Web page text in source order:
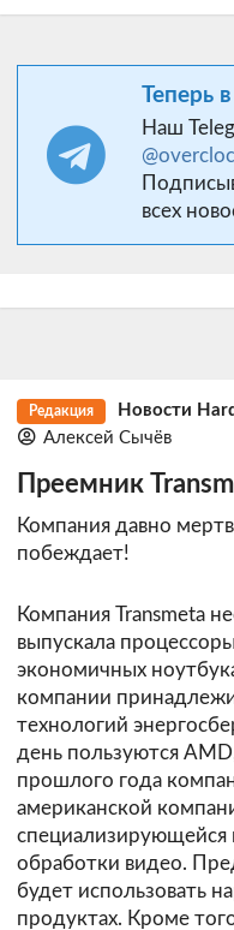
Теперь
Наш
всех
Редакция Новости
Алексей Сычёв
Преемник
Компания давно
побеждает!
Компания Transmeta
выпускала
экономичных
компании
технологий
день пользуются
прошлого года
американской
специализирующейся
обработки видео.
будет использовать
продуктах. Кроме